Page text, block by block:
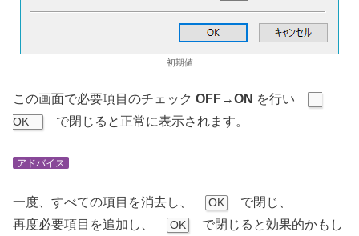
初期値
この画面で必要項目のチェック OFF→ON を行い
OK で閉じると正常に表示されます。
アドバイス
一度、すべての項目を消去し、 OK
で閉じ、
再度必要項目を追加し、
OK
で閉じると効果的かもし